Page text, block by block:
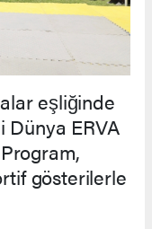
eşliğinde
Dünya ERVA
gösterilerle